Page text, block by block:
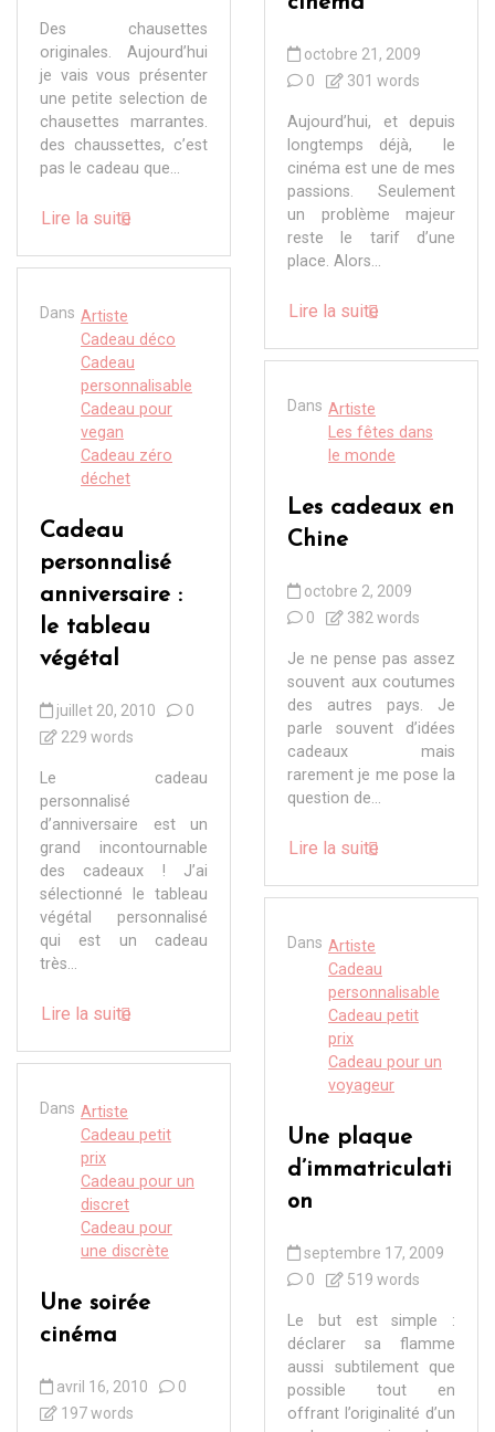
Des chausettes
originales. Aujourd’hui
je vais vous présenter
une petite selection de
chausettes marrantes.
des chaussettes, c’est
pas le cadeau que...
Lire la suite
Dans Artiste
Cadeau déco
Cadeau
personnalisable
Cadeau pour
vegan
Cadeau zéro
déchet
Cadeau
personnalisé
anniversaire :
le tableau
végétal
juillet 20, 2010
0
229 words
Le cadeau
personnalisé
d’anniversaire est un
grand incontournable
des cadeaux ! J’ai
sélectionné le tableau
végétal personnalisé
qui est un cadeau
très...
Lire la suite
Dans Artiste
Cadeau petit
prix
Cadeau pour un
discret
Cadeau pour
une discrète
Une soirée
cinéma
avril 16, 2010
0
197 words
octobre 21, 2009
0
301 words
Aujourd’hui, et depuis
longtemps déjà, le
cinéma est une de mes
passions. Seulement
un problème majeur
reste le tarif d’une
place. Alors...
Lire la suite
Dans Artiste
Les fêtes dans
le monde
Les cadeaux en
Chine
octobre 2, 2009
0
382 words
Je ne pense pas assez
souvent aux coutumes
des autres pays. Je
parle souvent d’idées
cadeaux mais
rarement je me pose la
question de...
Lire la suite
Dans Artiste
Cadeau
personnalisable
Cadeau petit
prix
Cadeau pour un
voyageur
Une plaque
d’immatriculati
on
septembre 17, 2009
0
519 words
Le but est simple :
déclarer sa flamme
aussi subtilement que
possible tout en
offrant l’originalité d’un